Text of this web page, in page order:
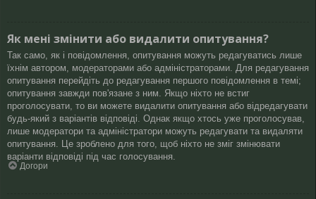
Як мені змінити або видалити опитування?
Так само, як і повідомлення, опитування можуть редагуватись лише
їхнім автором, модераторами або адміністраторами. Для редагування
опитування перейдіть до редагування першого повідомлення в темі;
опитування завжди пов'язане з ним. Якщо ніхто не встиг
проголосувати, то ви можете видалити опитування або відредагувати
будь-який з варіантів відповіді. Однак якщо хтось уже проголосував,
лише модератори та адміністратори можуть редагувати та видаляти
опитування. Це зроблено для того, щоб ніхто не зміг змінювати
варіанти відповіді під час голосування.
Догори